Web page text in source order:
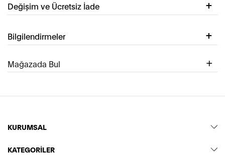
Değişim ve Ücretsiz İade
Bilgilendirmeler
Mağazada Bul
KURUMSAL
KATEGORİLER